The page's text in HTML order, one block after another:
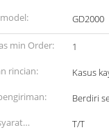
GD2000
min Order:
1
rincian:
Kasus
Berdiri
T/T